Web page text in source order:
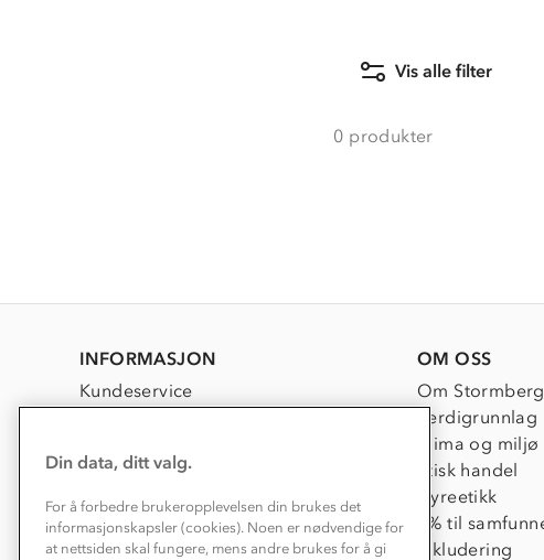
Vis alle filter
0 produkter
INFORMASJON
Kundeservice
Kundeklubb
Våre butikker
Bedrift, barnehage og SFO
Presse
OM OSS
Om Stormberg
Verdigrunnlag
Klima og miljø
Etisk handel
Dyreetikk
1% til
Inkludering
Din data, ditt valg.
For å forbedre brukeropplevelsen din brukes det
informasjonskapsler (cookies). Noen er nødvendige for
at nettsiden skal fungere, mens andre brukes for å gi